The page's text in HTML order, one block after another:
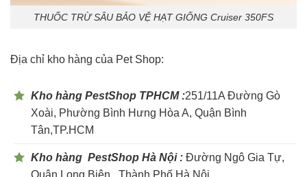
THUỐC TRỪ SÂU BẢO VỆ HẠT GIỐNG Cruiser 350FS
Địa chỉ kho hàng của Pet Shop:
Kho hàng PestShop TPHCM :251/11A Đường Gò
Xoài, Phường Bình Hưng Hòa A, Quận Bình
Tân,TP.HCM
Kho hàng PestShop Hà Nội : Đường Ngô Gia Tự,